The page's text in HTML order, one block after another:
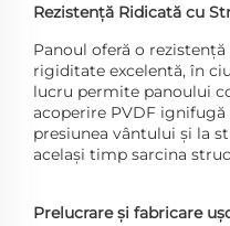
Rezistență Ridicată cu
Panoul oferă o
rigiditate excelentă, în
lucru permite panoului
acoperire PVDF
presiunea vântului și la
același timp sarcina
Prelucrare și fabricare